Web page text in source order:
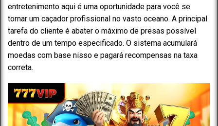
entretenimento aqui é uma oportunidade para você se
tornar um caçador profissional no vasto oceano. A principal
tarefa do cliente é abater o máximo de presas possível
dentro de um tempo especificado. O sistema acumulará
moedas com base nisso e pagará recompensas na taxa
correta.